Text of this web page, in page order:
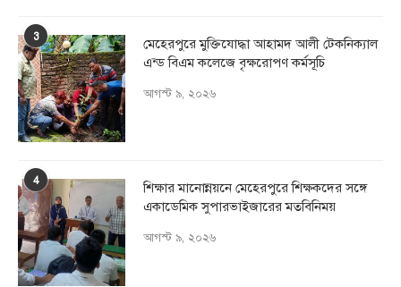
3
মেহেরপুরে মুক্তিযোদ্ধা আহামদ আলী টেকনিক্যাল
এন্ড বিএম কলেজে বৃক্ষরোপণ কর্মসূচি
আগস্ট ৯, ২০২৬
4
শিক্ষার মানোন্নয়নে মেহেরপুরে শিক্ষকদের সঙ্গে
একাডেমিক সুপারভাইজারের মতবিনিময়
আগস্ট ৯, ২০২৬